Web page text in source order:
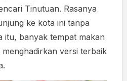
Tinutuan. Rasanya
ke kota ini tanpa
itu, banyak tempat makan
versi terbaik